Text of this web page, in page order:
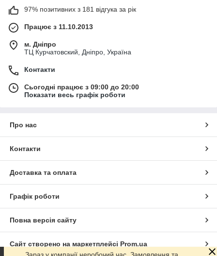
97% позитивних з 181 відгука за рік
Працює з 11.10.2013
м. Дніпро
ТЦ Курчатовский, Дніпро, Україна
Контакти
Сьогодні працює з 09:00 до 20:00
Показати весь графік роботи
Про нас
Контакти
Доставка та оплата
Графік роботи
Повна версія сайту
Сайт створено на маркетплейсі Prom.ua